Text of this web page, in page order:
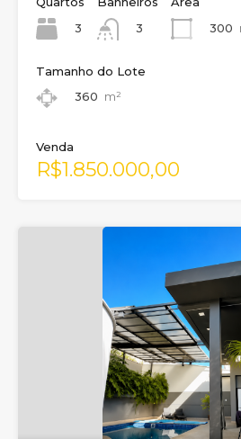
3
3
300
Tamanho do Lote
360 m²
Venda
R$1.850.000,00